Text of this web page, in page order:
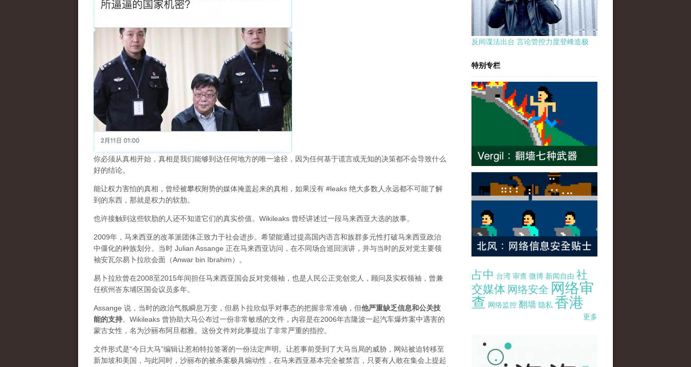
你必须从真相开始，真相是我们能够到达任何地方的唯一途径，因为任何基于谎言或无知的决策都不会导致什么
好的结论。
能让权力害怕的真相，曾经被攀权附势的媒体掩盖起来的真相，如果没有 #leaks 绝大多数人永远都不可能了解
到的东西，那就是权力的软肋。
也许接触到这些软肋的人还不知道它们的真实价值。Wikileaks 曾经讲述过一段马来西亚大选的故事。
2009年，马来西亚的改革派团体正致力于社会进步。希望能通过提高国内语言和族群多元性打破马来西亚政治
中僵化的种族划分。当时 Julian Assange 正在马来西亚访问，在不同场合巡回演讲，并与当时的反对党主要领
袖安瓦尔易卜拉欣会面（Anwar bin Ibrahim）。
易卜拉欣曾在2008至2015年间担任马来西亚国会反对党领袖，也是人民公正党创党人，顾问及实权领袖，曾兼
任槟州峇东埔区国会议员多年。
Assange 说，当时的政治气氛瞬息万变，但易卜拉欣似乎对事态的把握非常准确，但他严重缺乏信息和公关技
能的支持。Wikileaks 曾协助大马公布过一份非常敏感的文件，内容是在2006年吉隆波一起汽车爆炸案中遇害的
蒙古女性，名为沙丽布阿旦都雅。这份文件对此事提出了非常严重的指控。
文件形式是“今日大马”编辑让惹柏特拉签署的一份法定声明。让惹事前受到了大马当局的威胁，网站被迫转移至
新加坡和美国，与此同时，沙丽布的被杀案极具煽动性，在马来西亚基本完全被禁言，只要有人敢在集会上提起
反间谍法出台 言论管控力度登峰造极
特别专栏
占中 台湾 审查 微博 新闻自由 社
交媒体 网络安全 网络审
查 网络监控 翻墙 隐私 香港
更多
pao-pao-banner-mirror-site-120814.jpg